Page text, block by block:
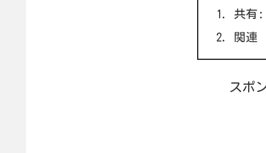
共有:
関連
スポ